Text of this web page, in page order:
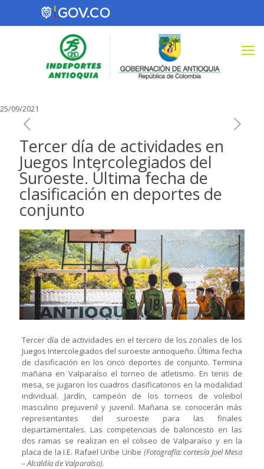
25/09/2021
Tercer día de actividades en
Juegos Intercolegiados del
Suroeste. Última fecha de
clasificación en deportes de
conjunto
Tercer día de actividades en el tercero de los zonales de los
Juegos Intercolegiados del suroeste antioqueño. Última fecha
de clasificación en los cinco deportes de conjunto. Termina
mañana en Valparaíso el torneo de atletismo. En tenis de
mesa, se jugaron los cuadros clasificatorios en la modalidad
individual. Jardín, campeón de los torneos de voleibol
masculino prejuvenil y juvenil. Mañana se conocerán más
representantes del suroeste para las finales
departamentales. Las competencias de baloncesto en las
dos ramas se realizan en el coliseo de Valparaíso y en la
placa de la I.E. Rafael Uribe Uribe (Fotografía: cortesía Joel Mesa
– Alcaldía de Valparaíso).